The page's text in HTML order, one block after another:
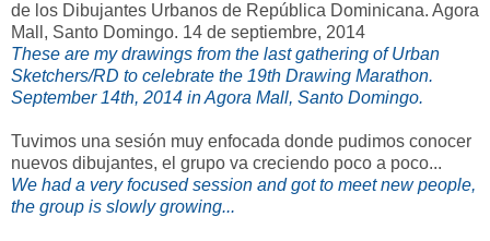
de los Dibujantes Urbanos de República Dominicana. Agora
Mall, Santo Domingo. 14 de septiembre, 2014
These are my drawings from the last gathering of Urban
Sketchers/RD to celebrate the 19th Drawing Marathon.
September 14th, 2014 in Agora Mall, Santo Domingo.
Tuvimos una sesión muy enfocada donde pudimos conocer
nuevos dibujantes, el grupo va creciendo poco a poco...
We had a very focused session and got to meet new people,
the group is slowly growing...